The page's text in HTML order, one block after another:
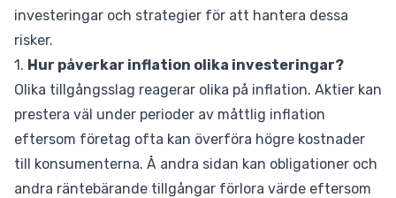
investeringar och strategier för att hantera dessa
risker.
1. Hur påverkar inflation olika investeringar?
Olika tillgångsslag reagerar olika på inflation. Aktier kan
prestera väl under perioder av måttlig inflation
eftersom företag ofta kan överföra högre kostnader
till konsumenterna. Å andra sidan kan obligationer och
andra räntebärande tillgångar förlora värde eftersom